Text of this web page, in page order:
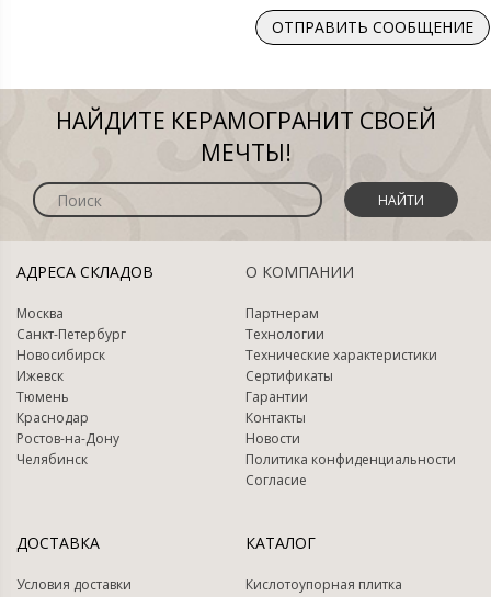
НАЙДИТЕ КЕРАМОГРАНИТ СВОЕЙ
МЕЧТЫ!
НАЙТИ
АДРЕСА СКЛАДОВ
Москва
Санкт-Петербург
Новосибирск
Ижевск
Тюмень
Краснодар
Ростов-на-Дону
Челябинск
О КОМПАНИИ
Партнерам
Технологии
Технические характеристики
Сертификаты
Гарантии
Контакты
Новости
Политика конфиденциальности
Согласие
ДОСТАВКА
Условия доставки
КАТАЛОГ
Кислотоупорная плитка